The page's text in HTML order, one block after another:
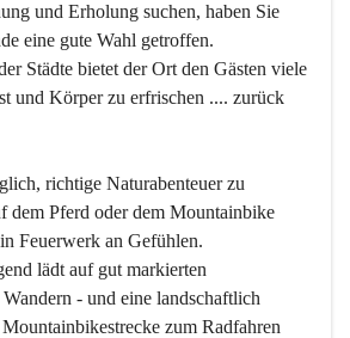
und Erholung suchen, haben Sie
eine gute Wahl getroffen.
Städte bietet der Ort den Gästen viele
und Körper zu erfrischen .... zurück
richtige Naturabenteuer zu
dem Pferd oder dem Mountainbike
Feuerwerk an Gefühlen.
lädt auf gut markierten
- und eine landschaftlich
zum Radfahren